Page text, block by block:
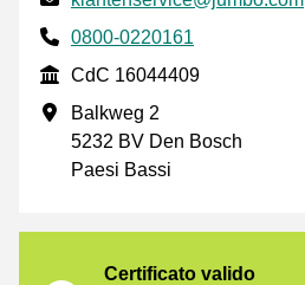
Phone number
0800-0220161
CdC
CdC 16044409
Indirizzo commerciale
Balkweg 2
5232 BV Den Bosch
Paesi Bassi
Certificato valido